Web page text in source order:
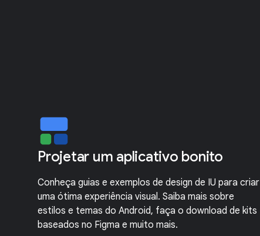
Projetar um aplicativo bonito
Conheça guias e exemplos de design de IU para criar
uma ótima experiência visual. Saiba mais sobre
estilos e temas do Android, faça o download de kits
baseados no Figma e muito mais.